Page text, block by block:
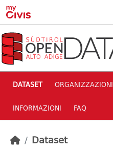
Skip to main content
DATASET ORGANIZZAZIONI
INFORMAZIONI FAQ
Dataset